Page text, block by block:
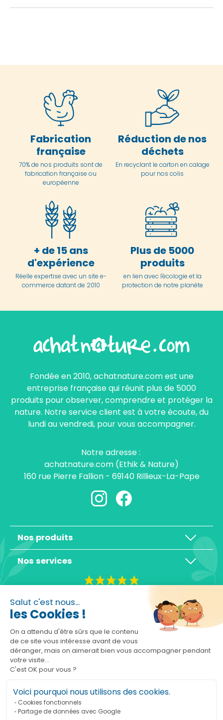
Salut c'est nous...
les Cookies !
On a attendu d'être sûrs que le contenu
de ce site vous intéresse avant de vous
déranger, mais on aimerait bien vous accompagner pendant
votre visite...
C'est OK pour vous ?
Voici pourquoi nous utilisons des cookies.
Cookies fonctionnels
Partage de données avec Google
Fabrication
française
70% de nos produits sont de
fabrication française ou
européenne
Réduction de nos
déchets
En recyclant le carton en calage
pour nos colis
+ de 15 ans
d'expérience
Réelle expertise avec un site e-
commerce datant de 2010
Plus de 5000
produits
en lien avec l'écologie et la
protection de notre planète
Fondée en 2010, achatnature.com est une
entreprise française qui réunit plus de 5000
produits pour observer, comprendre et protéger la
nature. Notre service client est à votre écoute, du
lundi au vendredi, pour vous accompagner.
Notre adresse :
achatnature.com (Ethik & Nature)
160 rue Pierre Fallion - 69140 Rillieux-La-Pape
Nos produits
Nos services